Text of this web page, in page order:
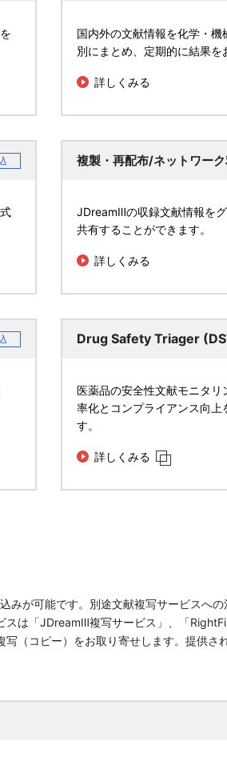
国内外の文献情報を化学・機
別にまとめ、定期的に結果を
詳しくみる
複製・再配布/ネットワー
JDreamⅢの収録文献情報を
共有することができます。
詳しくみる
Drug Safety Triager
医薬品の安全性文献モニタリ
率化とコンプライアンス向上
す。
詳しくみる
みが可能です。別途文献複写サービスへ
は「JDreamⅢ複写サービス」、「
（コピー）をお取り寄せします。提供